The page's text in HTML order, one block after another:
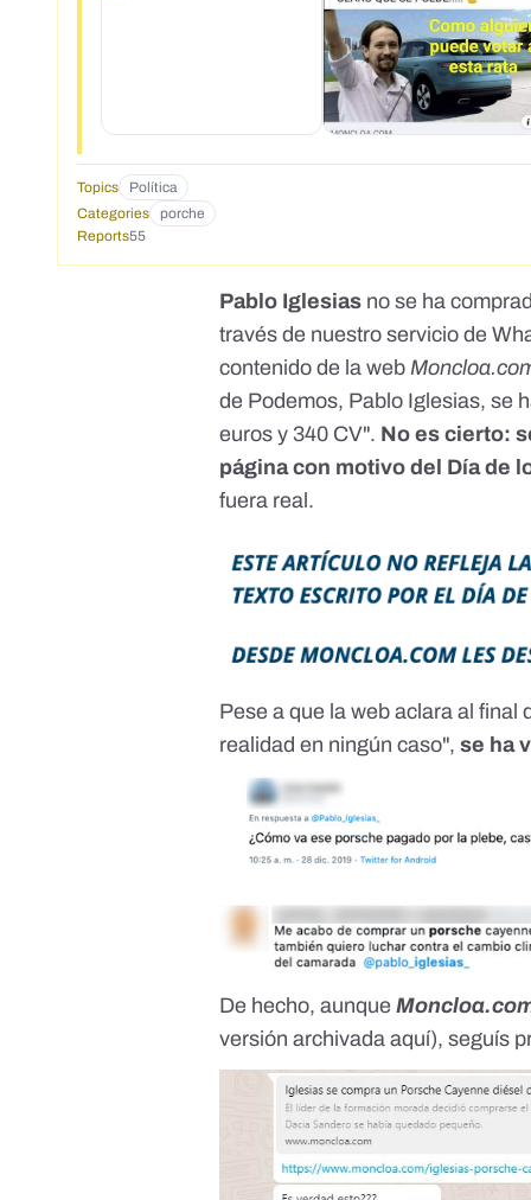
Topics
Política
Categories
porche
Reports55
Pablo Iglesias no se ha
través de nuestro servicio de
contenido de la web
de Podemos, Pablo Iglesias, se
euros y 340 CV". No es cierto:
página con motivo del Día de
fuera real.
Pese a que la web aclara al final
realidad en ningún caso",se ha
De hecho, aunque
versión archivadaaquí), seguís